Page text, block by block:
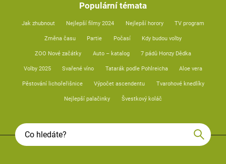
Populární témata
Jak zhubnout Nejlepší filmy 2024 Nejlepší horory TV program
Změna času Partie Počasí Kdy budou volby
ZOO Nové začátky Auto – katalog 7 pádů Honzy Dědka
Volby 2025 Svařené víno Tatarák podle Pohlreicha Aloe vera
Pěstování lichořeřišnice Výpočet ascendentu Tvarohové knedlíky
Nejlepší palačinky Švestkový koláč